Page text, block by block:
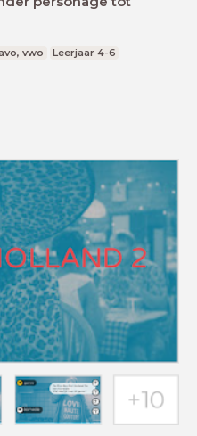
vwo Leerjaar 4-6